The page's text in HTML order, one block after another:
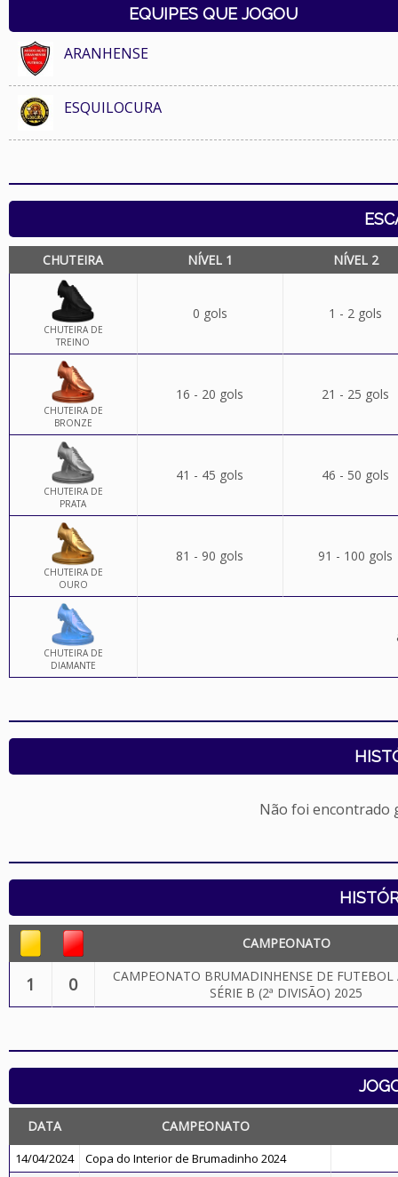
EQUIPES QUE JOGOU
ARANHENSE
ESQUILOCURA
CHUTEIRA NÍVEL 1 NÍVEL 2
CHUTEIRA DE
TREINO
0 gols 1 - 2 gols
CHUTEIRA DE
BRONZE
16 - 20 gols 21 - 25 gols
CHUTEIRA DE
PRATA
41 - 45 gols 46 - 50 gols
CHUTEIRA DE
OURO
81 - 90 gols 91 - 100 gols
CHUTEIRA DE
DIAMANTE
Não foi encontrado
CAMPEONATO
1 0
CAMPEONATO BRUMADINHENSE DE
SÉRIE B (2ª DIVISÃO) 2025
DATA CAMPEONATO
14/04/2024
Copa do Interior de Brumadinho 2024